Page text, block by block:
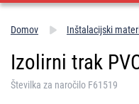
Domov Inštalacijski
Izolirni trak
Številka za naročilo F61519